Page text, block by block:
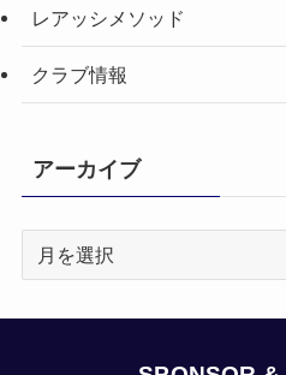
レアッシメソッド
クラブ情報
アーカイブ